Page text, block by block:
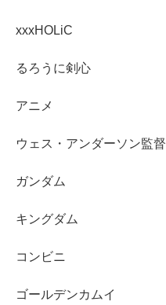
xxxHOLiC
るろうに剣心
アニメ
ウェス・アンダーソン監督
ガンダム
キングダム
コンビニ
ゴールデンカムイ